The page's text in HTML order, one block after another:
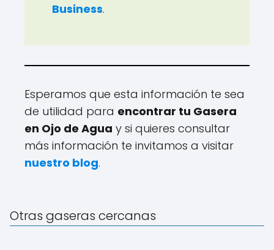
Business.
Esperamos que esta información te sea
de utilidad para encontrar tu Gasera
en Ojo de Agua y si quieres consultar
más información te invitamos a visitar
nuestro blog.
Otras gaseras cercanas